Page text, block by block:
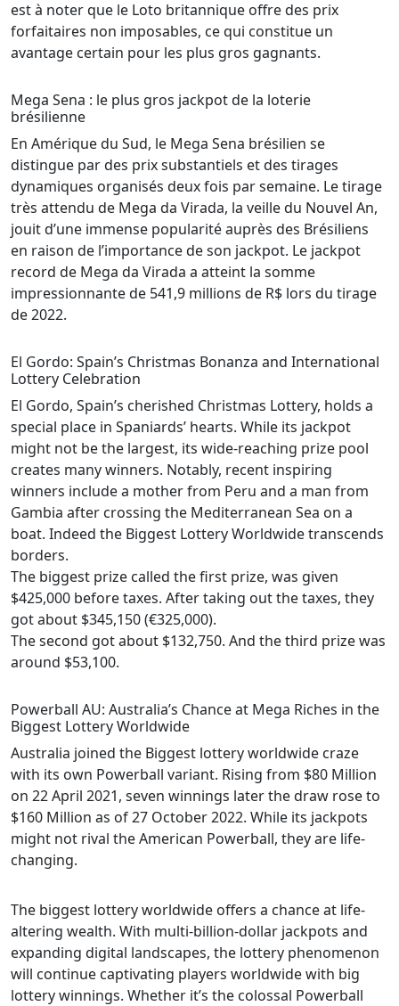
est à noter que le Loto britannique offre des prix
forfaitaires non imposables, ce qui constitue un
avantage certain pour les plus gros gagnants.
Mega Sena : le plus gros jackpot de la loterie
brésilienne
En Amérique du Sud, le Mega Sena brésilien se
distingue par des prix substantiels et des tirages
dynamiques organisés deux fois par semaine. Le tirage
très attendu de Mega da Virada, la veille du Nouvel An,
jouit d’une immense popularité auprès des Brésiliens
en raison de l’importance de son jackpot. Le jackpot
record de Mega da Virada a atteint la somme
impressionnante de 541,9 millions de R$ lors du tirage
de 2022.
El Gordo: Spain’s Christmas Bonanza and International
Lottery Celebration
El Gordo, Spain’s cherished Christmas Lottery, holds a
special place in Spaniards’ hearts. While its jackpot
might not be the largest, its wide-reaching prize pool
creates many winners. Notably, recent inspiring
winners include a mother from Peru and a man from
Gambia after crossing the Mediterranean Sea on a
boat. Indeed the Biggest Lottery Worldwide transcends
borders.
The biggest prize called the first prize, was given
$425,000 before taxes. After taking out the taxes, they
got about $345,150 (€325,000).
The second got about $132,750. And the third prize was
around $53,100.
Powerball AU: Australia’s Chance at Mega Riches in the
Biggest Lottery Worldwide
Australia joined the Biggest lottery worldwide craze
with its own Powerball variant. Rising from $80 Million
on 22 April 2021, seven winnings later the draw rose to
$160 Million as of 27 October 2022. While its jackpots
might not rival the American Powerball, they are life-
changing.
The biggest lottery worldwide offers a chance at life-
altering wealth. With multi-billion-dollar jackpots and
expanding digital landscapes, the lottery phenomenon
will continue captivating players worldwide with big
lottery winnings. Whether it’s the colossal Powerball